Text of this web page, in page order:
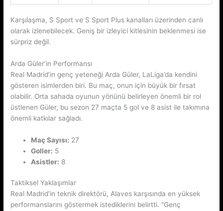
Karşılaşma, S Sport ve S Sport Plus kanalları üzerinden canlı
olarak izlenebilecek. Geniş bir izleyici kitlesinin beklenmesi ise
sürpriz değil.
Arda Güler’in Performansı
Real Madrid’in genç yeteneği Arda Güler, LaLiga’da kendini
gösteren isimlerden biri. Bu maç, onun için büyük bir fırsat
olabilir. Orta sahada oyunun yönünü belirleyen önemli bir rol
üstlenen Güler, bu sezon 27 maçta 5 gol ve 8 asist ile takımına
önemli katkılar sağladı.
Maç Sayısı: 27
Goller: 5
Asistler: 8
Taktiksel Yaklaşımlar
Real Madrid’in teknik direktörü, Alaves karşısında en yüksek
performanslarını göstermek istediklerini belirtti. “Genç